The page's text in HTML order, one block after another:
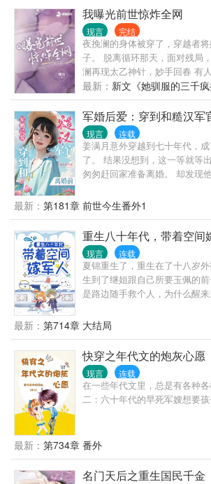
我曝光前世惊炸全网
现言 完结
夜挽澜的身体被穿了，穿越者
子。 脱离循环那天，面对残局
澜再现太乙神针，妙手回春 有
能听到古董的交谈，不经意间
州瑰宝，终归华夏 新的时代，
最新： 新文《她驯服的三千
军婚后爱：穿到和糙汉军
现言 连载
姜满月意外穿越到七十年代，
了。 结果没想到，这一等就等
匆匆赶回家准备离婚。 却发现
最新： 第181章 前世今生番外1
重生八十年代，带着空间
现言 连载
夏锦重生了，重生在了十八岁
生到了继姐跟自己所要玉佩的
是路边随手救个人，为什么醒来
最新： 第714章 大结局
快穿之年代文的炮灰心愿
现言 连载
在一些年代文里，总是有各种
二：六十年代的早死军嫂想要
最新： 第734章 番外
名门天后之重生国民千金